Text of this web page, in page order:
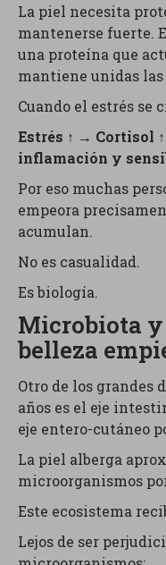
La piel necesita
mantenerse fuerte.
una proteína que
mantiene unidas
Cuando el estrés se
Estrés ↑ → Cortisol
inflamación y
Por eso muchas
empeora
acumulan.
No es casualidad.
Es biología.
Microbiota
belleza
Otro de los grandes
años es el eje
eje entero-cutáneo
La piel alberga
microorganismos
Este ecosistema
Lejos de ser